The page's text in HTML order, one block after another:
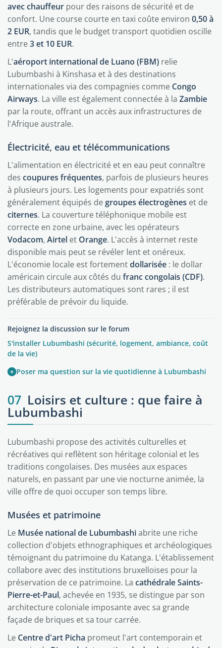
avec chauffeur pour des raisons de sécurité et de
confort. Une course courte en taxi coûte environ 0,50 à
2 EUR, tandis que le budget transport quotidien oscille
entre3 et 10 EUR.
L'aéroport international de Luano (FBM) relie
Lubumbashi à Kinshasa et à des destinations
internationales via des compagnies comme Congo
Airways. La ville est également connectée à la Zambie
par la route, offrant un accès aux infrastructures de
l'Afrique australe.
Électricité, eau et télécommunications
L'alimentation en électricité et en eau peut connaître
des coupures fréquentes, parfois de plusieurs heures
à plusieurs jours. Les logements pour expatriés sont
généralement équipés degroupes électrogènes et de
citernes. La couverture téléphonique mobile est
correcte en zone urbaine, avec les opérateurs
Vodacom, Airtel et Orange. L'accès à internet reste
disponible mais peut se révéler lent et onéreux.
L'économie locale est fortementdollarisée : le dollar
américain circule aux côtés du franc congolais (CDF).
Les distributeurs automatiques sont rares ; il est
préférable de prévoir du liquide.
Rejoignez la discussion sur le forum
S'installer Lubumbashi (sécurité, logement, ambiance, coût
de la vie)
+ Poser ma question sur la vie quotidienne à Lubumbashi
07 Loisirs et culture : que faire à
Lubumbashi
Lubumbashi propose des activités culturelles et
récréatives qui reflètent son héritage colonial et les
traditions congolaises. Des musées aux espaces
naturels, en passant par une vie nocturne animée, la
ville offre de quoi occuper son temps libre.
Musées et patrimoine
Le Musée national de Lubumbashiabrite une riche
collection d'objets ethnographiques et archéologiques
témoignant du patrimoine du Katanga. L'établissement
collabore avec des institutions bruxelloises pour la
préservation de ce patrimoine. La cathédrale Saints-
Pierre-et-Paul, achevée en 1935, se distingue par son
architecture coloniale imposante avec sa grande
façade de briques et sa tour carrée.
Le Centre d'art Picha promeut l'art contemporain et